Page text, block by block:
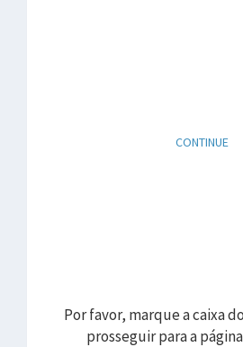
CONTINUE
Por favor, marque a caixa
prosseguir para a